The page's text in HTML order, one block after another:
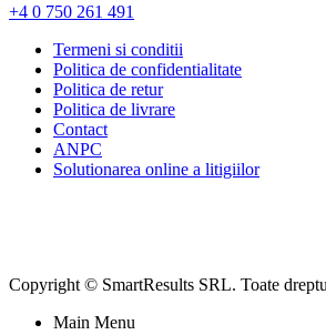
+4 0 750 261 491
Termeni si conditii
Politica de confidentialitate
Politica de retur
Politica de livrare
Contact
ANPC
Solutionarea online a litigiilor
Copyright © SmartResults SRL. Toate
Main Menu